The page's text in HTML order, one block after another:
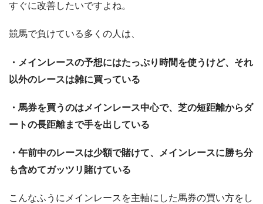
すぐに改善したいですよね。
競馬で負けている多くの人は、
・メインレースの予想にはたっぷり時間を使うけど、それ
以外のレースは雑に買っている
・馬券を買うのはメインレース中心で、芝の短距離からダ
ートの長距離まで手を出している
・午前中のレースは少額で賭けて、メインレースに勝ち分
も含めてガッツリ賭けている
こんなふうにメインレースを主軸にした馬券の買い方をし